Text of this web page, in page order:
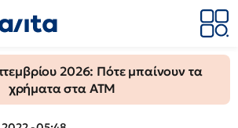
2026: Πότε μπαίνουν τα
χρήματα στα ΑΤΜ